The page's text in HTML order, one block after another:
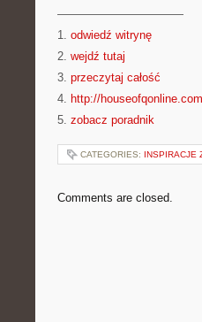
———————————
1. odwiedź witrynę
2. wejdź tutaj
3. przeczytaj całość
4. http://houseofqonline.com
5. zobacz poradnik
CATEGORIES: INSPIRACJE
Comments are closed.